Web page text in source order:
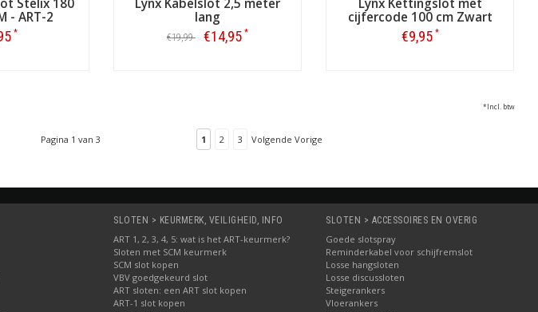
Stelix 180
- ART-2
*
Lynx Kabelslot 2,5 meter
lang
€19,99 €14,95 *
Lynx Kettingslot met
cijfercode 100 cm Zwart
€9,95 *
*Incl. btw
Pagina 1 van 3 1 2 3 Volgende Vorige
SLOTEN > KEURMERK, VEILIGHEID, INFO
ART 1, 2, 3, 4, 5: wat is het ART-keurmerk?
Sloten met SCM keurmerk
SCM slot kopen
VBV goedgekeurd slot
ART sloten: een ART slot kopen
ART-1 slot kopen
SLOTEN > ACCESSOIRES EN OVERIG
Goede slotspray
Reminderkabel voor schijfremslot
Losse hangsloten
Losse discussloten
Steigerankers
Vloerankers